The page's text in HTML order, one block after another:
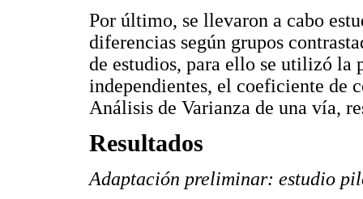
Por último, se llevaron a cabo
diferencias según grupos
de estudios, para ello se utilizó la
independientes, el coeficiente de
Análisis de Varianza de una vía,
Resultados
Adaptación preliminar: estudio